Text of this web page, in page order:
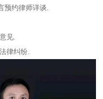
预约律师详谈.
见.
律纠纷.